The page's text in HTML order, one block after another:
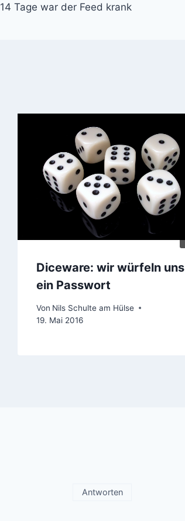
14 Tage war der Feed krank
Diceware: wir würfeln uns
ein Passwort
Von Nils Schulte am Hülse
19. Mai 2016
Antworten